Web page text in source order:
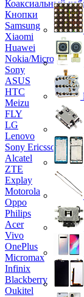
Коаксиальный
Кнопки
Samsung
Xiaomi
Huawei
Nokia/Microsoft
Sony
ASUS
HTC
Meizu
FLY
LG
Lenovo
Sony Ericsson
Alcatel
ZTE
Explay
Motorola
Oppo
Philips
Acer
Vivo
OnePlus
Micromax
Infinix
Blackberry
Oukitel